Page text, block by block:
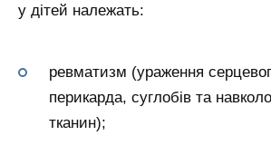
у дітей належать:
ревматизм (ураження
перикарда, суглобів та
тканин);